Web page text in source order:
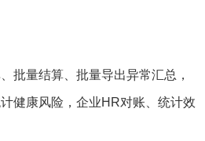
批量结算、批量导出异常汇总，
健康风险，企业HR对账、统计效